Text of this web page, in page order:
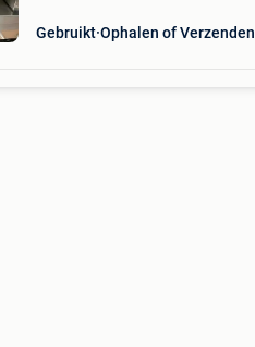
Gebruikt Ophalen of Verzenden